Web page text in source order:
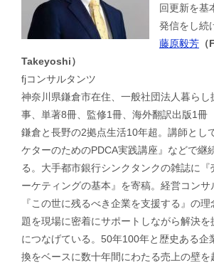
回更新を基
発信をし続
藤原毅芳
Takeyoshi）
fjコンサルタンツ
神奈川県鎌倉市在住、一般社団法人暮らし
事、単著8冊、監修1冊、海外翻訳出版1冊
鎌倉と長野の2拠点生活10年超。講師とし
ケターのためのPDCA実践講座』などで継
る。大手都市銀行シンクタンクの雑誌に『
ーケティングの基本』を寄稿。経営コンサ
『この世に残るべき企業を支援する』の
題を現場に密着にサポートしながら解決を
につなげている。50年100年と歴史ある企
換をベースに数十年間にわたる売上の壁を